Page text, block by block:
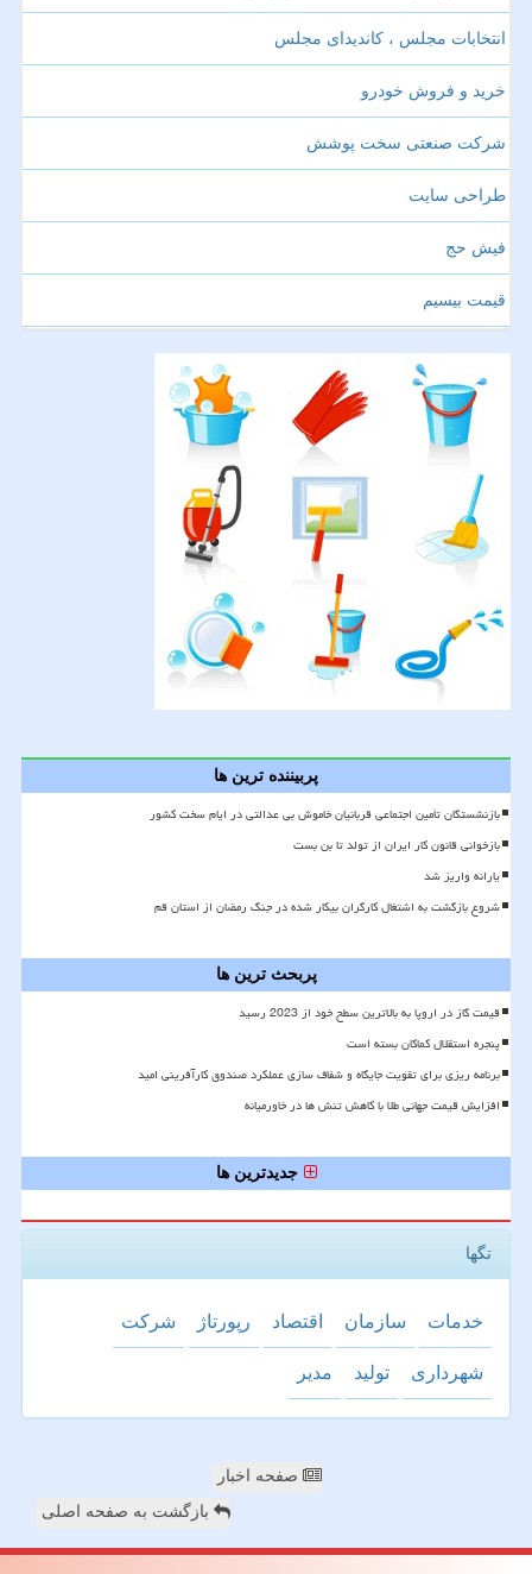
انتخابات مجلس ، کاندیدای مجلس
خرید و فروش خودرو
شرکت صنعتی سخت پوشش
طراحی سایت
فیش حج
قیمت بیسیم
پربیننده ترین ها
بازنشستگان تأمین اجتماعی قربانیان خاموش بی عدالتی در ایام سخت کشور
بازخوانی قانون کار ایران از تولد تا بن بست
یارانه واریز شد
شروع بازگشت به اشتغال کارگران بیکار شده در جنگ رمضان از استان قم
پربحث ترین ها
قیمت گاز در اروپا به بالاترین سطح خود از 2023 رسید
پنجره استقلال کماکان بسته است
برنامه ریزی برای تقویت جایگاه و شفاف سازی عملکرد صندوق کارآفرینی امید
افزایش قیمت جهانی طلا با کاهش تنش ها در خاورمیانه
جدیدترین ها
تگها
خدمات سازمان اقتصاد رپورتاژ شركت
شهرداری تولید مدیر
صفحه اخبار
بازگشت به صفحه اصلی